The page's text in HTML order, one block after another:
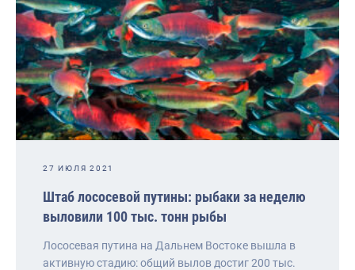
27 ИЮЛЯ 2021
Штаб лососевой путины: рыбаки за неделю
выловили 100 тыс. тонн рыбы
Лососевая путина на Дальнем Востоке вышла в
активную стадию: общий вылов достиг 200 тыс.